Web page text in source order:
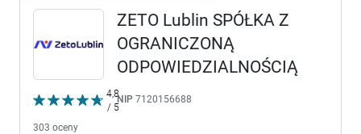
4,8
/ 5
303 oceny
ZETO Lublin SPÓŁKA Z
OGRANICZONĄ
ODPOWIEDZIALNOŚCIĄ
NIP 7120156688